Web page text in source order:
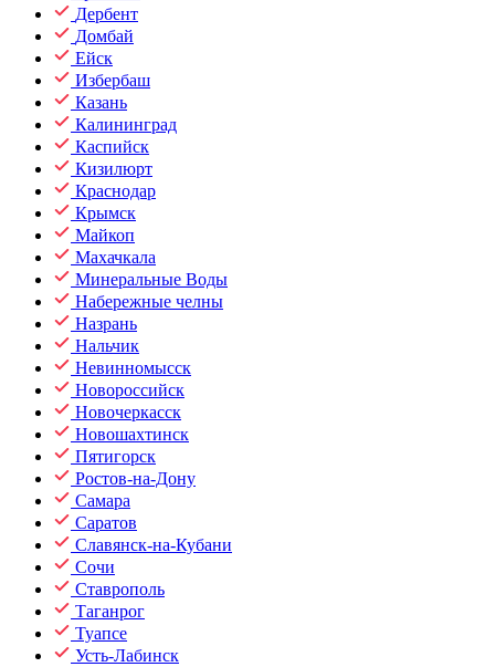
Дербент
Домбай
Ейск
Избербаш
Казань
Калининград
Каспийск
Кизилюрт
Краснодар
Крымск
Майкоп
Махачкала
Минеральные Воды
Набережные челны
Назрань
Нальчик
Невинномысск
Новороссийск
Новочеркасск
Новошахтинск
Пятигорск
Ростов-на-Дону
Самара
Саратов
Славянск-на-Кубани
Сочи
Ставрополь
Таганрог
Туапсе
Усть-Лабинск